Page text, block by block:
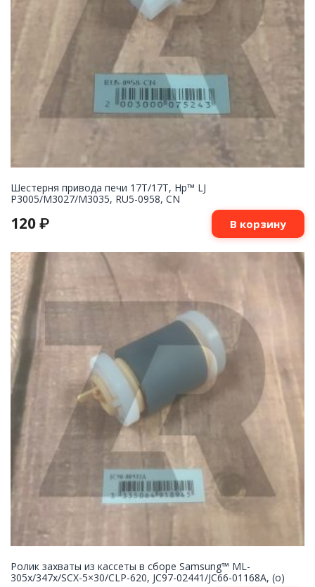
Шестерня привода печи 17T/17T, Hp™ LJ
P3005/M3027/M3035, RU5-0958, CN
120 ₽ В корзину
Ролик захваты из кассеты в сборе Samsung™ ML-
305x/347x/SCX-5×30/CLP-620, JC97-02441/JC66-01168A, (o)